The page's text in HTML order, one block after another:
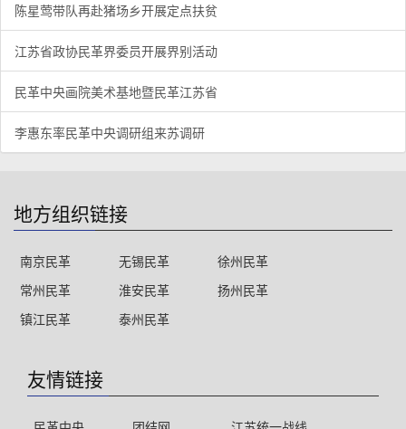
陈星莺带队再赴猪场乡开展定点扶贫
江苏省政协民革界委员开展界别活动
民革中央画院美术基地暨民革江苏省
李惠东率民革中央调研组来苏调研
地方组织链接
南京民革 无锡民革
徐州民革
常州民革
淮安民革
扬州民革
镇江民革
泰州民革
友情链接